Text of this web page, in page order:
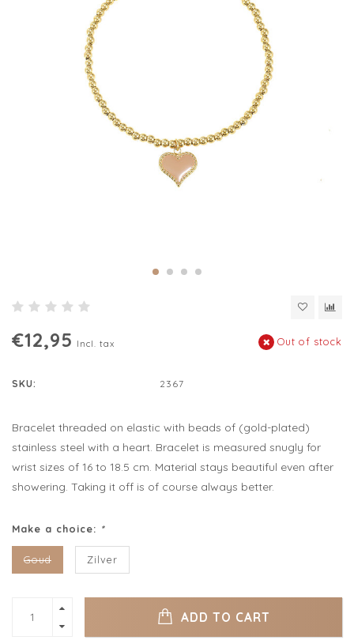
€12,95 Incl. tax Out of stock
SKU: 2367
Bracelet threaded on elastic with beads of (gold-plated)
stainless steel with a heart. Bracelet is measured snugly for
wrist sizes of 16 to 18.5 cm. Material stays beautiful even after
showering. Taking it off is of course always better.
Make a choice: *
Goud Zilver
ADD TO CART